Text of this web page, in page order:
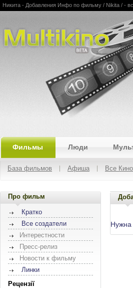
Multikino
Никита - Добавления Инфо по фильму / Nikita / -
Фильмы Люди
База фильмов Афиша Все
Про фильм
Кратко
Все создатели
Интерестности
Пресс-релиз
Новости к фильму
Линки
Рецензії